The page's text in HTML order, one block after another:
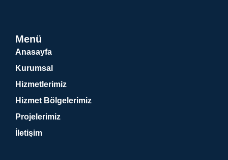
Menü
Anasayfa
Kurumsal
Hizmetlerimiz
Hizmet Bölgelerimiz
Projelerimiz
İletişim